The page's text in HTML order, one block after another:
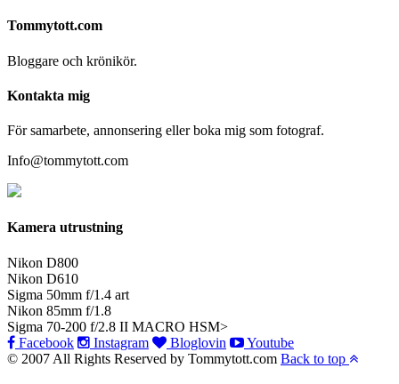
Tommytott.com
Bloggare och krönikör.
Kontakta mig
För samarbete, annonsering eller boka mig som fotograf.
Info@tommytott.com
Kamera utrustning
Nikon D800
Nikon D610
Sigma 50mm f/1.4 art
Nikon 85mm f/1.8
Sigma 70-200 f/2.8 II MACRO HSM>
Facebook
Instagram Bloglovin
Youtube
© 2007 All Rights Reserved by Tommytott.com Back to top